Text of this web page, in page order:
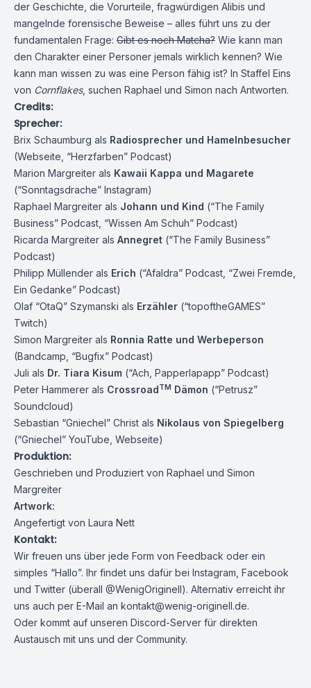
der Geschichte, die Vorurteile, fragwürdigen Alibis und
mangelnde forensische Beweise – alles führt uns zu der
fundamentalen Frage: Gibt es noch Matcha? Wie kann man
den Charakter einer Personer jemals wirklich kennen? Wie
kann man wissen zu was eine Person fähig ist? In Staffel Eins
von Cornflakes, suchen Raphael und Simon nach Antworten.
Credits:
Sprecher:
Brix Schaumburg als Radiosprecher und Hamelnbesucher
(Webseite “Herzfarben” Podcast)
Marion Margreiter als Kawaii Kappa und Magarete
(“Sonntagsdrache” Instagram)
Raphael Margreiter als Johann und Kind (“The Family
Business” Podcast “Wissen Am Schuh” Podcast)
Ricarda Margreiter als Annegret (“The Family Business”
Podcast)
Philipp Müllender als Erich (“Afaldra” Podcast “Zwei Fremde,
Ein Gedanke” Podcast)
Olaf “OtaQ” Szymanski als Erzähler (“topoftheGAMES”
Twitch)
Simon Margreiter als Ronnia Ratte und Werbeperson
(Bandcamp “Bugfix” Podcast)
Juli als Dr. Tiara Kisum (“Ach, Papperlapapp” Podcast)
Peter Hammerer als CrossroadTM Dämon (“Petrusz”
Soundcloud)
Sebastian “Gniechel” Christ als Nikolaus von Spiegelberg
(“Gniechel” YouTube Webseite)
Produktion:
Geschrieben und Produziert von Raphael und Simon
Margreiter
Artwork:
Angefertigt von Laura Nett
Kontakt:
Wir freuen uns über jede Form von Feedback oder ein
simples “Hallo”. Ihr findet uns dafür bei Instagram Facebook
und Twitter (überall @WenigOriginell). Alternativ erreicht ihr
uns auch per E-Mail an kontakt@wenig-originell.de.
Oder kommt auf unseren Discord-Server für direkten
Austausch mit uns und der Community.